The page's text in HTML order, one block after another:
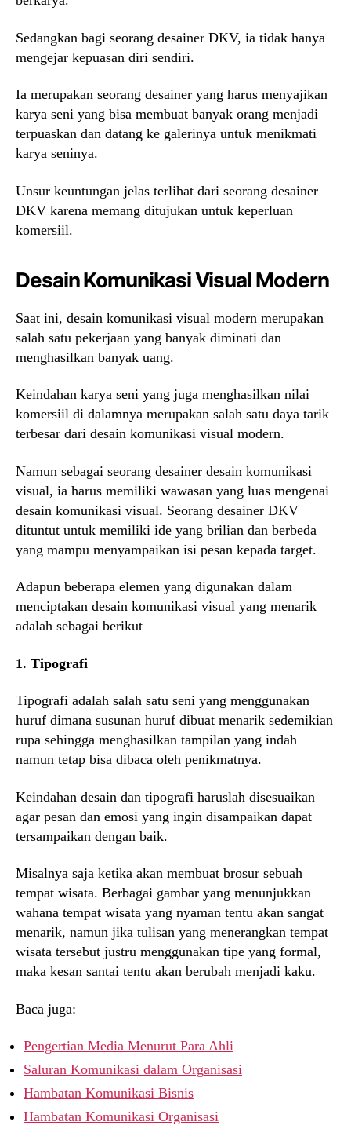
Sedangkan bagi seorang desainer DKV, ia tidak hanya
mengejar kepuasan diri sendiri.
Ia merupakan seorang desainer yang harus menyajikan
karya seni yang bisa membuat banyak orang menjadi
terpuaskan dan datang ke galerinya untuk menikmati
karya seninya.
Unsur keuntungan jelas terlihat dari seorang desainer
DKV karena memang ditujukan untuk keperluan
komersiil.
Desain Komunikasi Visual Modern
Saat ini, desain komunikasi visual modern merupakan
salah satu pekerjaan yang banyak diminati dan
menghasilkan banyak uang.
Keindahan karya seni yang juga menghasilkan nilai
komersiil di dalamnya merupakan salah satu daya tarik
terbesar dari desain komunikasi visual modern.
Namun sebagai seorang desainer desain komunikasi
visual, ia harus memiliki wawasan yang luas mengenai
desain komunikasi visual. Seorang desainer DKV
dituntut untuk memiliki ide yang brilian dan berbeda
yang mampu menyampaikan isi pesan kepada target.
Adapun beberapa elemen yang digunakan dalam
menciptakan desain komunikasi visual yang menarik
adalah sebagai berikut
1. Tipografi
Tipografi adalah salah satu seni yang menggunakan
huruf dimana susunan huruf dibuat menarik sedemikian
rupa sehingga menghasilkan tampilan yang indah
namun tetap bisa dibaca oleh penikmatnya.
Keindahan desain dan tipografi haruslah disesuaikan
agar pesan dan emosi yang ingin disampaikan dapat
tersampaikan dengan baik.
Misalnya saja ketika akan membuat brosur sebuah
tempat wisata. Berbagai gambar yang menunjukkan
wahana tempat wisata yang nyaman tentu akan sangat
menarik, namun jika tulisan yang menerangkan tempat
wisata tersebut justru menggunakan tipe yang formal,
maka kesan santai tentu akan berubah menjadi kaku.
Baca juga:
Pengertian Media Menurut Para Ahli
Saluran Komunikasi dalam Organisasi
Hambatan Komunikasi Bisnis
Hambatan Komunikasi Organisasi